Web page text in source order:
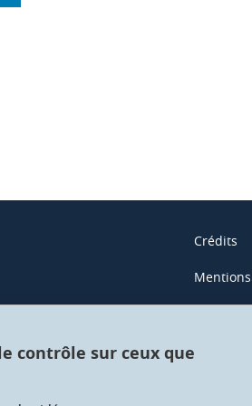
Crédits
Gestion
contrôle sur ceux que